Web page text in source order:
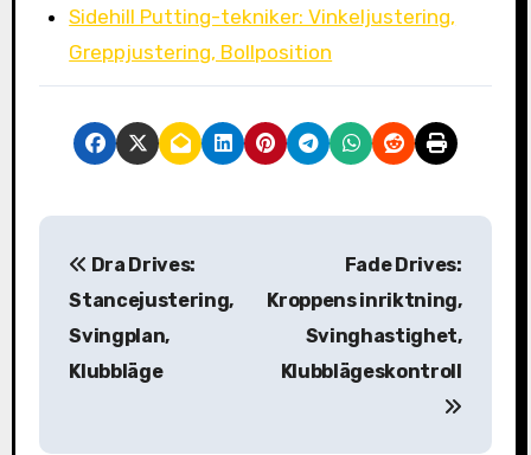
Sidehill Putting-tekniker: Vinkeljustering,
Greppjustering, Bollposition
P
Dra Drives:
Stancejustering,
Svingplan,
Klubbläge
Fade Drives:
Kroppens inriktning,
Svinghastighet,
Klubblägeskontroll